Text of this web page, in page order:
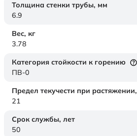
Толщина стенки трубы, мм
6.9
Вес, кг
3.78
Категория стойкости к горению
ПВ-0
Предел текучести при растяжении,
21
Срок службы, лет
50